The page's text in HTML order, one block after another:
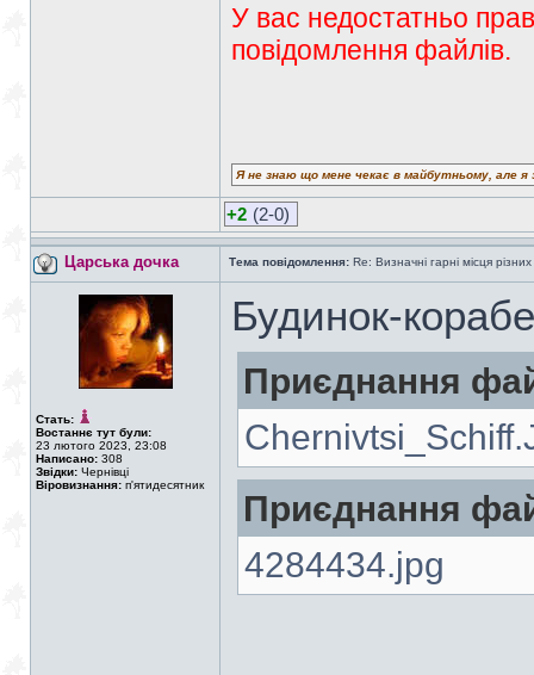
У вас недостатньо
повідомлення файлів.
Я не знаю що мене чекає в майбутньому, але
+2 (2-0)
Царська дочка Тема повідомлення: Re: Визначні гарні місця
Стать:
Востаннє тут були:
23 лютого 2023, 23:08
Написано: 308
Звідки: Чернівці
Віровизнання: п'ятидесятник
Будинок-
Приєднання
Приєднання
4284434.jpg